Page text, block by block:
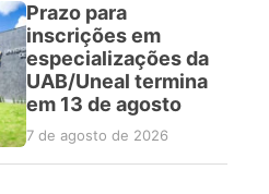
Prazo para
inscrições em
especializações da
UAB/Uneal termina
em 13 de agosto
7 de agosto de 2026